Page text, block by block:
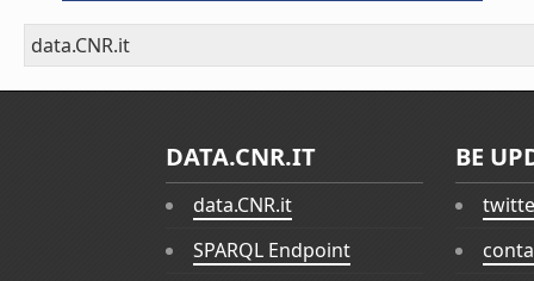
data.CNR.it
DATA.CNR.IT
data.CNR.it
SPARQL Endpoint
BE